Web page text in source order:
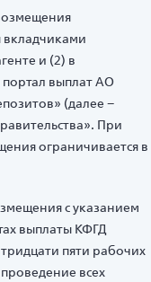
вкладчиками
и (2) в
выплат АО
(далее –
При
ограничивается в
с указанием
выплаты КФГД
пяти рабочих
всех